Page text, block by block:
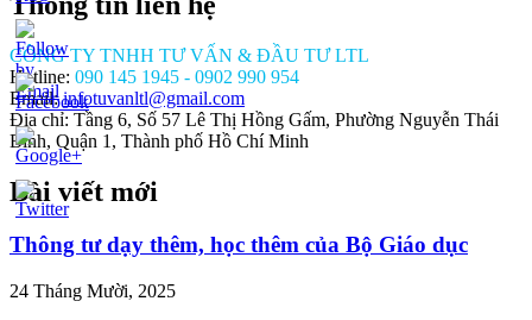
thu-
CÔNG TY TNHH TƯ VẤN & ĐẦU TƯ LTL
Hotline: 090 145 1945 - 0902 990 954
Email:infotuvanltl@gmail.com
Địa chỉ: Tầng 6, Số 57 Lê Thị Hồng Gấm, Phường Nguyễn Thái
Bình, Quận 1, Thành phố Hồ Chí Minh
Bài viết mới
Thông tư dạy thêm, học thêm của Bộ Giáo dục
24 Tháng Mười, 2025